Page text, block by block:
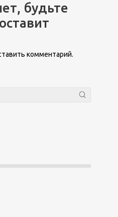
будьте
комментарий.